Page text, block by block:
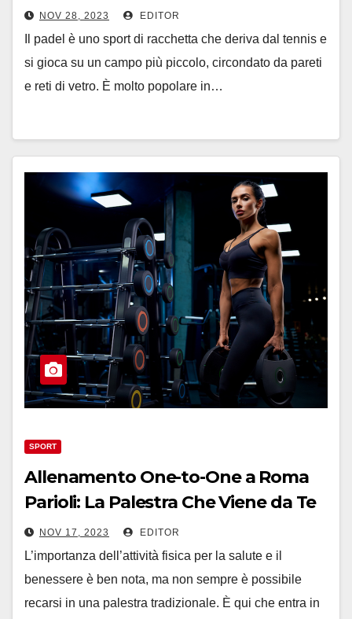
NOV 28, 2023 EDITOR
Il padel è uno sport di racchetta che deriva dal tennis e
si gioca su un campo più piccolo, circondato da pareti
e reti di vetro. È molto popolare in…
SPORT
Allenamento One-to-One a Roma
Parioli: La Palestra Che Viene da Te
NOV 17, 2023 EDITOR
L’importanza dell’attività fisica per la salute e il
benessere è ben nota, ma non sempre è possibile
recarsi in una palestra tradizionale. È qui che entra in